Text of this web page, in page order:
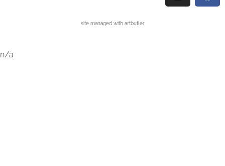
site managed with artbutler
n/a